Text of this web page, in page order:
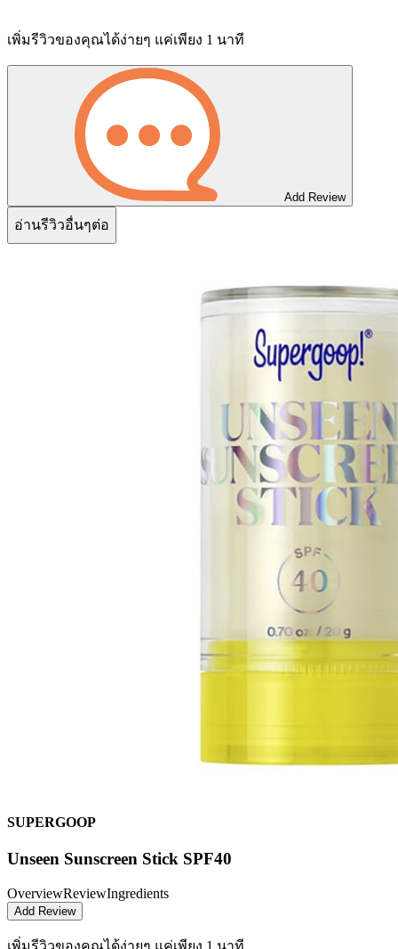
เพิ่มรีวิวของคุณได้ง่ายๆ แค่เพียง 1 นาที
Add Review
อ่านรีวิวอื่นๆต่อ
SUPERGOOP
Unseen Sunscreen Stick SPF40
OverviewReviewIngredients
Add Review
เพิ่มรีวิวของคุณได้ง่ายๆ แค่เพียง 1 นาที